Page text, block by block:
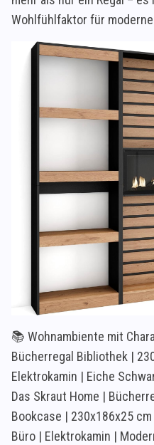
Wohlfühlfaktor für
📚 Wohnambiente mit
Bücherregal Bibliothek |
Elektrokamin | Eiche
Das Skraut Home |
Bookcase | 230x186x25
Büro | Elektrokamin |